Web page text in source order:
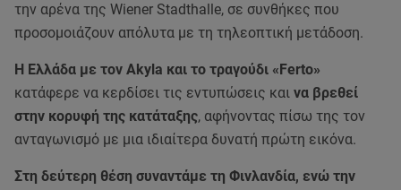
την αρένα της Wiener Stadthalle, σε συνθήκες που
προσομοιάζουν απόλυτα με τη τηλεοπτική μετάδοση.
Η Ελλάδα με τον Akyla και το τραγούδι «Ferto»
κατάφερε να κερδίσει τις εντυπώσεις και να βρεθεί
στην κορυφή της κατάταξης, αφήνοντας πίσω της τον
ανταγωνισμό με μια ιδιαίτερα δυνατή πρώτη εικόνα.
Στη δεύτερη θέση συναντάμε τη Φινλανδία, ενώ την